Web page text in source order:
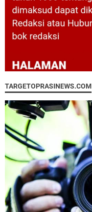
TARGETOPRASINEWS.COM